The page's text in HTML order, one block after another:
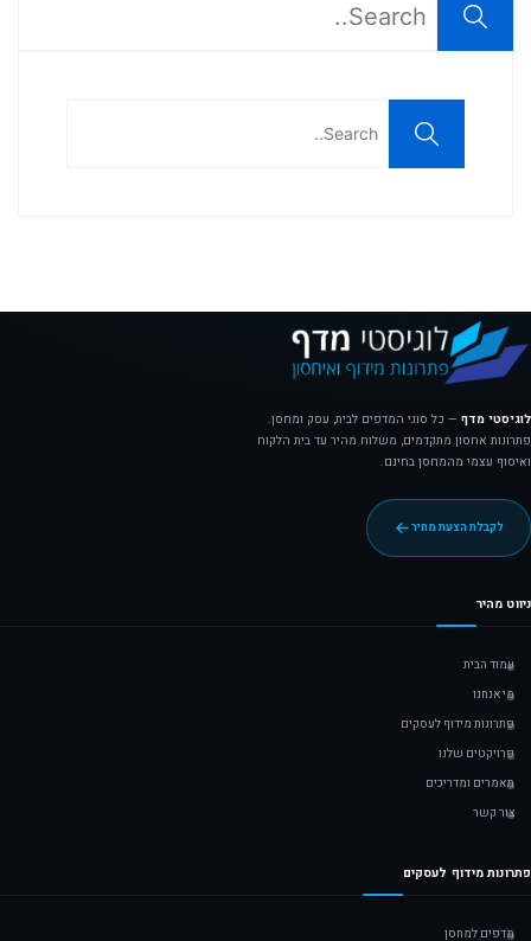
לוגיסטי מדף — כל סוגי המדפים לבית, עסק ומחסן.
פתרונות אחסון מתקדמים, משלוח מהיר עד בית הלקוח
ואיסוף עצמי מהמחסן בחינם.
לקבלת הצעת מחיר
ניווט מהיר
עמוד הבית
מי אנחנו
פתרונות מידוף לעסקים
פרויקטים שלנו
מאמרים ומדריכים
צור קשר
פתרונות מידוף לעסקים
מדפים למחסן